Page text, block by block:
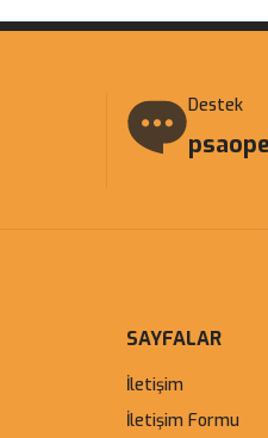
Destek
SAYFALAR
İletişim
İletişim Formu